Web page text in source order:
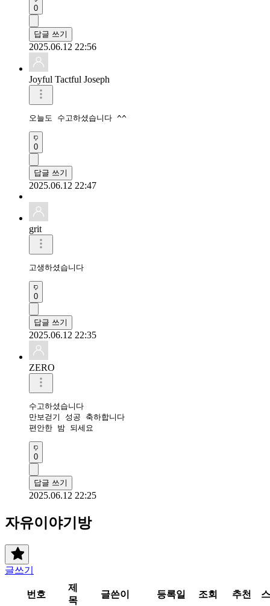
0
답글 쓰기
2025.06.12 22:56
Joyful Tactful Joseph
오늘도 수고하셨습니다 ^^
0
답글 쓰기
2025.06.12 22:47
grit
고생하셨습니다
0
답글 쓰기
2025.06.12 22:35
ZERO
수고하셨습니다
만보걷기 성공 축하합니다
편안한 밤 되세요
0
답글 쓰기
2025.06.12 22:25
자유이야기방
글쓰기
번호
제
목
글쓴이 등록일 조회 추천